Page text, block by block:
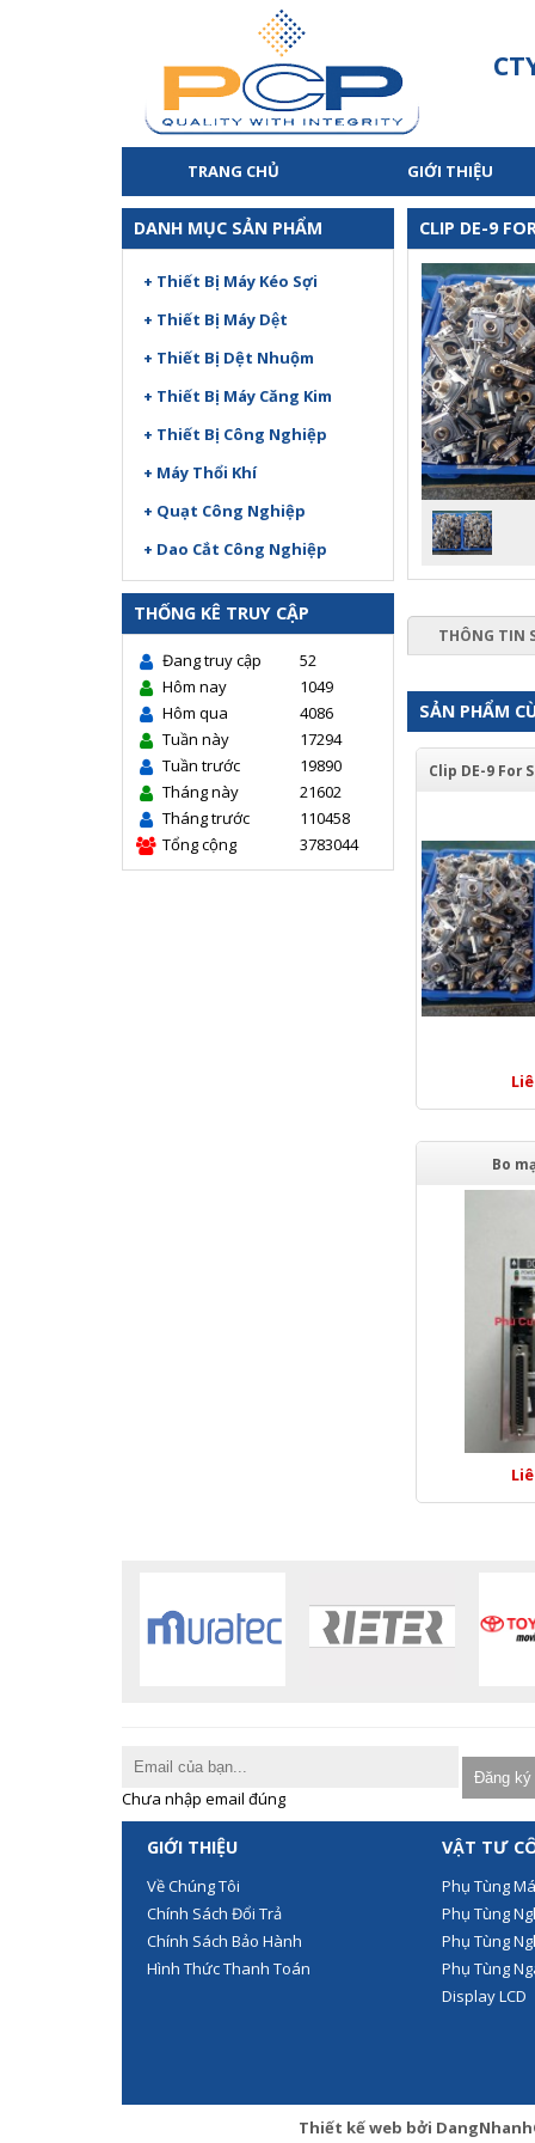
TRANG CHỦ GIỚI THIỆU
DANH MỤC SẢN PHẨM
+ Thiết Bị Máy Kéo Sợi
+ Thiết Bị Máy Dệt
+ Thiết Bị Dệt Nhuộm
+ Thiết Bị Máy Căng Kim
+ Thiết Bị Công Nghiệp
+ Máy Thổi Khí
+ Quạt Công Nghiệp
+ Dao Cắt Công Nghiệp
THỐNG KÊ TRUY CẬP
Đang truy cập
52
Hôm nay
1049
Hôm qua
4086
Tuần này
17294
Tuần trước
19890
Tháng này
21602
Tháng trước
110458
Tổng cộng
3783044
CLIP DE-9
THÔNG TIN
SẢN PHẨM
Bo
Chưa nhập email đúng
GIỚI THIỆU
Về Chúng Tôi
Chính Sách Đổi Trả
Chính Sách Bảo Hành
Hình Thức Thanh Toán
VẬT TƯ
Phụ Tùng
Phụ Tùng
Phụ Tùng
Phụ Tùng
Display LCD
Thiết kế web bởi